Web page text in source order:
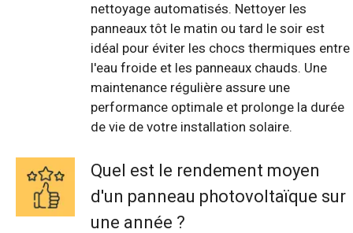
nettoyage automatisés. Nettoyer les
panneaux tôt le matin ou tard le soir est
idéal pour éviter les chocs thermiques entre
l'eau froide et les panneaux chauds. Une
maintenance régulière assure une
performance optimale et prolonge la durée
de vie de votre installation solaire.
Quel est le rendement moyen
d'un panneau photovoltaïque sur
une année ?